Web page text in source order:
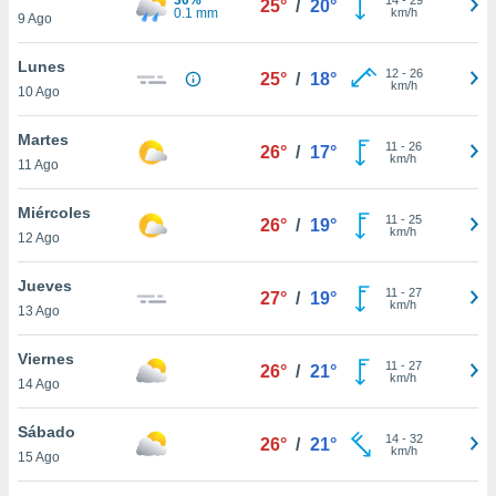
más
nuestra
y
de
disponible
cookies
aceptar
9 Ago
0.1 mm
25° / 20°
km/h
Lunes
10 Ago
25° / 18° 12- 26
km/h
Martes
11 Ago
26° / 17° 11 - 26
km/h
Miércoles
12 Ago
26° / 19° 11 - 25
km/h
Jueves
13 Ago
27° / 19° 11 - 27
km/h
Viernes
14 Ago
26° / 21° 11 - 27
km/h
Sábado
15 Ago
26° / 21° 14- 32
km/h